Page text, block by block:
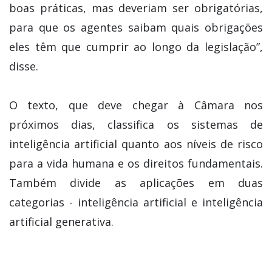
boas práticas, mas deveriam ser obrigatórias,
para que os agentes saibam quais obrigações
eles têm que cumprir ao longo da legislação”,
disse.
O texto, que deve chegar à Câmara nos
próximos dias, classifica os sistemas de
inteligência artificial quanto aos níveis de risco
para a vida humana e os direitos fundamentais.
Também divide as aplicações em duas
categorias - inteligência artificial e inteligência
artificial generativa.